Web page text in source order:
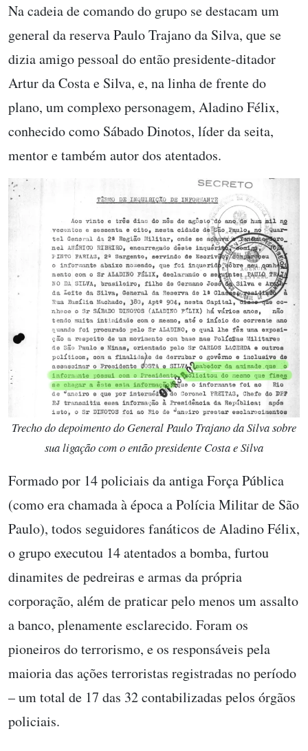
Na cadeia de comando do grupo se destacam um
general da reserva Paulo Trajano da Silva, que se
diziaamigo pessoal do então presidente-ditador
Artur da Costa e Silva, e, na linha de frente do
plano, um complexo personagem, Aladino Félix,
conhecido como Sábado Dinotos, líder da seita,
mentor e também autor dos atentados.
Trecho do depoimento do General Paulo Trajano da Silva sobre
sua ligação com o então presidente Costa e Silva
Formado por 14 policiais da antiga Força Pública
(como era chamada à época a Polícia Militar de São
Paulo), todos seguidores fanáticos de Aladino Félix,
o grupo executou 14 atentados a bomba, furtou
dinamites de pedreiras e armas da própria
corporação, além de praticar pelo menos um assalto
a banco, plenamente esclarecido. Foram os
pioneiros do terrorismo, e os responsáveis pela
maioria das ações terroristas registradas no período
– um total de 17 das 32 contabilizadas pelos órgãos
policiais.